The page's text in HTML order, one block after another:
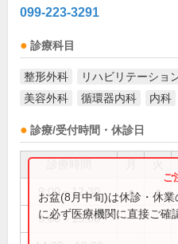
099-223-3291
診療科目
整形外科 リハビリテーショ
美容外科
循環器内科 内科
診療/受付時間・休診日
9:00～12:30 ● ●
9:00～13:00
お盆(8月中旬)は休診・休
に必ず医療機関に直接ご確